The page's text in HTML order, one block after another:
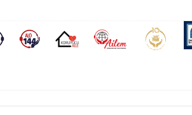
Sorular
Alo 183 (yeni sekmede açılır)Alo 144 (yeni sekmede açılır)Koruyucu Aile (yeni sekmede açılır)
AİLEM İletişim Aile ve